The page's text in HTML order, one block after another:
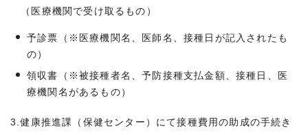
（医療機関で受け取るもの）
予診票（※医療機関名、医師名、接種日が記入されたも
の）
領収書（※被接種者名、予防接種支払金額、接種日、医
療機関名があるもの）
3.健康推進課（保健センター）にて接種費用の助成の手続き